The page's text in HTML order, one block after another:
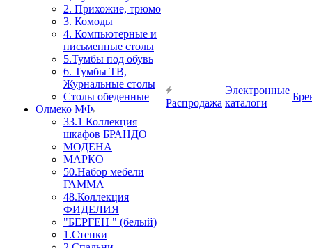
2. Прихожие, трюмо
3. Комоды
4. Компьютерные и
письменные столы
5.Тумбы под обувь
6. Тумбы ТВ,
Журнальные столы
Столы обеденные
Олмеко МФ
33.1 Коллекция
шкафов БРАНДО
МОДЕНА
МАРКО
50.Набор мебели
ГАММА
48.Коллекция
ФИДЕЛИЯ
"БЕРГЕН " (белый)
1.Стенки
Распродажа
Электронные
каталоги